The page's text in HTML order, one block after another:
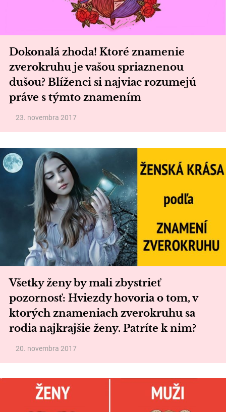
Dokonalá zhoda! Ktoré znamenie
zverokruhu je vašou spriaznenou
dušou? Blíženci si najviac rozumejú
práve s týmto znamením
23. novembra 2017
Všetky ženy by mali zbystrieť
pozornosť: Hviezdy hovoria o tom, v
ktorých znameniach zverokruhu sa
rodia najkrajšie ženy. Patríte k nim?
20. novembra 2017